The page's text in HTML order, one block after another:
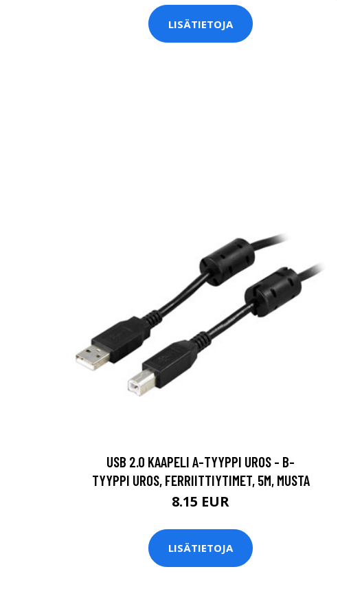
LISÄTIETOJA
USB 2.0 KAAPELI A-TYYPPI UROS - B-
TYYPPI UROS, FERRIITTIYTIMET, 5M, MUSTA
8.15 EUR
LISÄTIETOJA